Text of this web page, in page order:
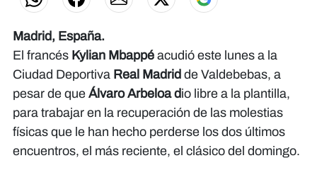
Madrid, España.
El francés Kylian Mbappé acudió este lunes a la
Ciudad Deportiva Real Madrid de Valdebebas, a
pesar de que Álvaro Arbeloa dio libre a la plantilla,
para trabajar en la recuperación de las molestias
físicas que le han hecho perderse los dos últimos
encuentros, el más reciente, el clásico del domingo.